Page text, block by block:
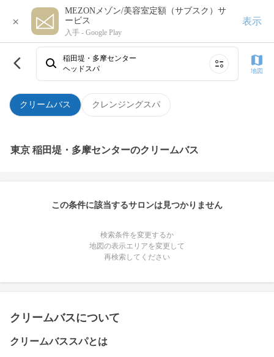
×
MEZONメゾン/美容室定額（サブスク）サ
ービス
入手 - Google Play
表示
クリームバス クレンジングスパ
稲田堤・多摩センター
ヘッドスパ
地図
東京 稲田堤・多摩センターのクリームバス
この条件に該当するサロンは見つかりません
検索条件を変更するか
地図の表示エリアを変更して
再検索してください
クリームバスについて
クリームバススパとは